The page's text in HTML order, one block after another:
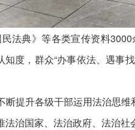
典》等各类宣传资料
度，群众“办事依法、遇事
升各级干部运用法治思维
治国家、法治政府、法治社